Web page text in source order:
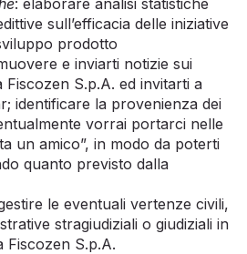
: elaborare analisi statistiche
sull’efficacia delle iniziative
prodotto
e inviarti notizie sui
Fiscozen S.p.A. ed invitarti a
identificare la provenienza dei
vorrai portarci nelle
un amico”, in modo da poterti
quanto previsto dalla
le eventuali vertenze civili,
stragiudiziali o giudiziali in
Fiscozen S.p.A.